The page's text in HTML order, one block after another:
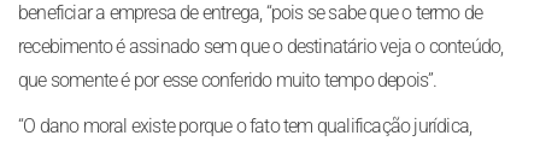
beneficiar a empresa de entrega, “pois se sabe que o termo de
recebimento é assinado sem que o destinatário veja o conteúdo,
que somente é por esse conferido muito tempo depois”.
“O dano moral existe porque o fato tem qualificação jurídica,